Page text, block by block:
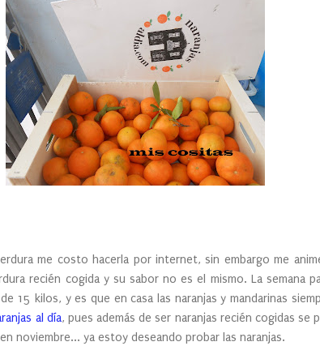
me costo hacerla por internet, sin embargo me
recién cogida y su sabor no es el mismo. La semana
15 kilos, y es que en casa las naranjas y mandarinas
al día, pues además de ser naranjas recién cogidas
noviembre... ya estoy deseando probar las naranjas.